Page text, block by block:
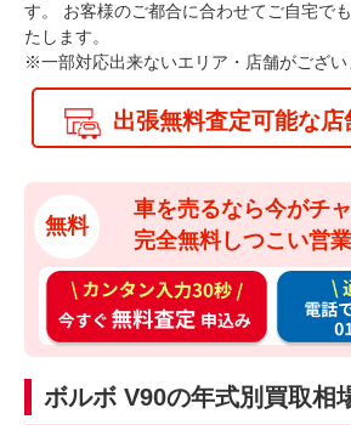
す。
お客様のご都合に合わせてご自宅で
たします。
※一部対応出来ないエリア・店舗がござい
出張無料査定可能な店
無料
車を売るなら今がチャ
完全無料しつこい営
カ
ン
タ
ン
入
通
料
無
料
ボルボ V90の年式別買取相